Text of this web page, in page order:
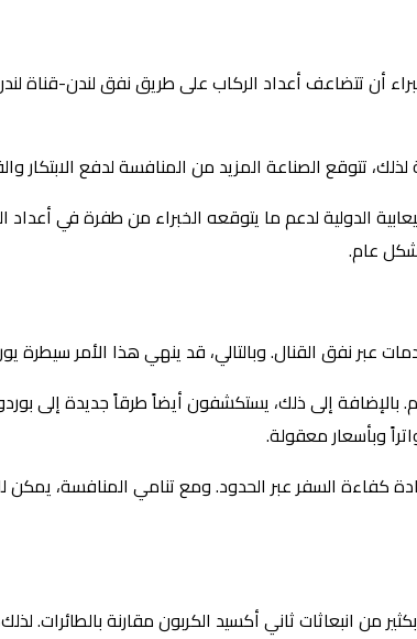
تتوقع الصناعة المزيد من المنافسة لدفع الابتكار
الدولية لدعم ما يتوقعه الخبراء من طفرة في أعداد
عام.
نفق القنال. وبالتالي، قد ينهي هذا الأمر سيطرة
إلى ذلك، يستكشفون أيضاً طرقاً جديدة إلى
وبأسعار معقولة.
كفاءة السفر عبر الحدود. ومع تنامي المنافسة،
من انبعاثات ثاني أكسيد الكربون مقارنة بالطائرات.